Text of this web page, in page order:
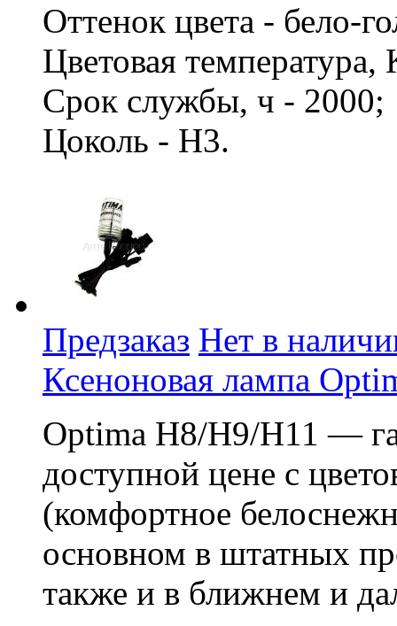
Оттенок цвета - бело-
Цветовая
Срок службы, ч -
Цоколь - H3.
Предзаказ Нет в
Ксеноновая лампа
Optima H8/H9/H11 —
доступной цене с
(комфортное
основном в штатных
также и в ближнем и